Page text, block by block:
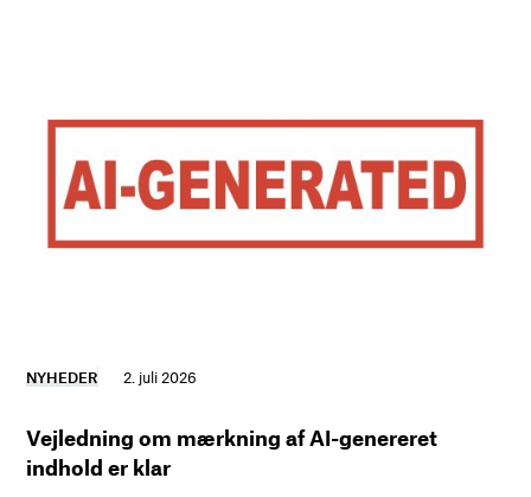
NYHEDER 2. juli 2026
Vejledning om mærkning af AI-genereret
indhold er klar